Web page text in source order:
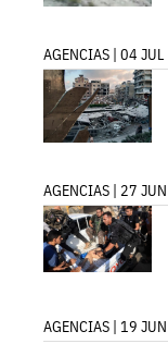
AGENCIAS | 04 JUL
AGENCIAS | 27 JUN
AGENCIAS | 19 JUN